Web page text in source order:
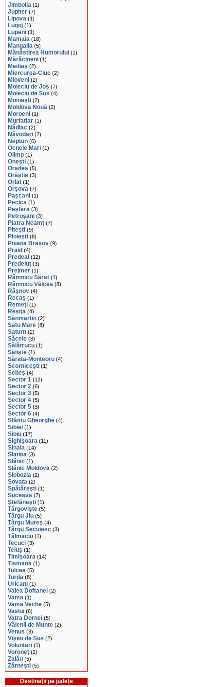
Jimbolia (1)
Jupiter (7)
Lipova (1)
Lugoj (1)
Lupeni (1)
Mamaia (18)
Mangalia (5)
Mănăstirea Humorului (1)
Mărăcineni (1)
Mediaş (2)
Miercurea-Ciuc (2)
Mioveni (2)
Moieciu de Jos (7)
Moieciu de Sus (4)
Moineşti (2)
Moldova Nouă (2)
Moroeni (1)
Murfatlar (1)
Nădlac (2)
Năvodari (2)
Neptun (6)
Ocnele Mari (1)
Olimp (1)
Oneşti (1)
Oradea (5)
Orăştie (3)
Orlat (1)
Orşova (7)
Paşcani (1)
Pecica (1)
Peştera (3)
Petroşani (3)
Piatra Neamţ (7)
Piteşti (9)
Ploieşti (8)
Poiana Braşov (9)
Praid (4)
Predeal (12)
Predeluţ (3)
Prejmer (1)
Râmnicu Sărat (1)
Râmnicu Vâlcea (8)
Râşnov (4)
Recaş (1)
Remeţi (1)
Reşiţa (4)
Sânmartin (2)
Satu Mare (8)
Saturn (2)
Săcele (3)
Sălătrucu (1)
Sălişte (1)
Sărata-Monteoru (4)
Scorniceşti (1)
Sebeş (4)
Sector 1 (12)
Sector 2 (6)
Sector 3 (5)
Sector 4 (5)
Sector 5 (3)
Sector 6 (4)
Sfântu Gheorghe (4)
Sibiel (1)
Sibiu (17)
Sighişoara (11)
Sinaia (14)
Slatina (3)
Slănic (1)
Slănic Moldova (2)
Slobozia (2)
Sovata (2)
Spătăreşti (1)
Suceava (7)
Ştefăneşti (1)
Târgovişte (5)
Târgu Jiu (5)
Târgu Mureş (4)
Târgu Secuiesc (3)
Tălmaciu (1)
Tecuci (3)
Teiuş (1)
Timişoara (14)
Tismana (1)
Tulcea (5)
Turda (8)
Uricani (1)
Valea Doftanei (2)
Vama (1)
Vama Veche (5)
Vaslui (6)
Vatra Dornei (5)
Vălenii de Munte (2)
Venus (3)
Vişeu de Sus (2)
Voluntari (1)
Voroneţ (2)
Zalău (5)
Zărneşti (5)
Destinaţii pe judeţe